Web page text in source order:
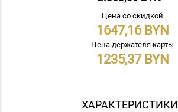
Цена со скидкой
1647,16
Цена держателя карты
1235,37
ХАРАКТЕРИСТИКИ